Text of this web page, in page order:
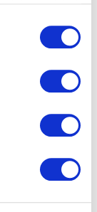
gerade
Stoisser
der
für